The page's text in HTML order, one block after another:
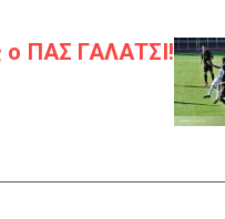
ο ΠΑΣ ΓΑΛΑΤΣΙ!